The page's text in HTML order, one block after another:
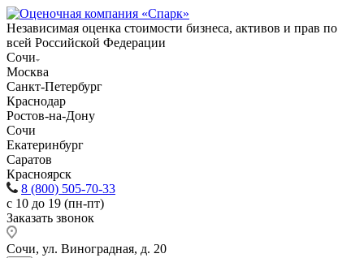
Независимая оценка стоимости бизнеса, активов и прав по
всей Российской Федерации
Сочи
Москва
Санкт-Петербург
Краснодар
Ростов-на-Дону
Сочи
Екатеринбург
Саратов
Красноярск
8 (800) 505-70-33
с 10 до 19 (пн-пт)
Заказать звонок
Сочи, ул. Виноградная, д. 20